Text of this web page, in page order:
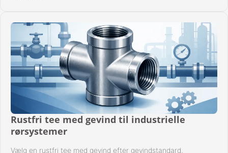
Rustfri tee med gevind til industrielle
rørsystemer
Vælg en rustfri tee med gevind efter gevindstandard,